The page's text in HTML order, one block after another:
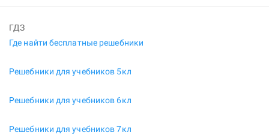
ГДЗ
Где найти бесплатные решебники
Решебники для учебников 5кл
Решебники для учебников 6кл
Решебники для учебников 7кл